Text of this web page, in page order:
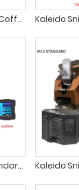
Kaleido Sniper M10 Pro Coffee Roaster torrador de café elétrico comercial
Kaleido Sniper M10 Standard Coffee Roaster torrador de café elétrico comercial